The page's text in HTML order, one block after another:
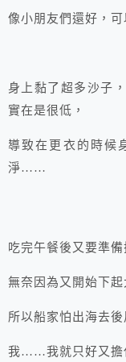
像小朋友們還好，
身上黏了超多沙子
實在是很低，
導致在更衣的時候
淨……
吃完午餐後又要準
無奈因為又開始下起
所以船家怕出海去
我……我就只好又擔